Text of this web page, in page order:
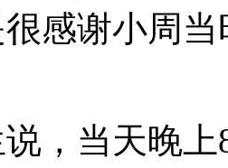
感谢小周
当天晚上8